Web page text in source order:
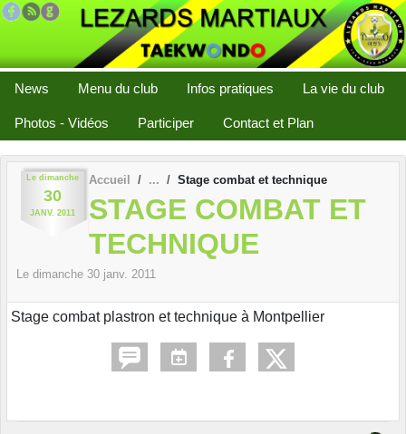
News Menu du club Infos pratiques La vie du club
Photos - Vidéos Participer Contact et Plan
Le dimanche
30
JANV. 2011
Accueil Stage combat et technique
STAGE COMBAT ET
TECHNIQUE
Le dimanche 30 janv. 2011
Stage combat plastron et technique à Montpellier
Panneau de gestion des cookies